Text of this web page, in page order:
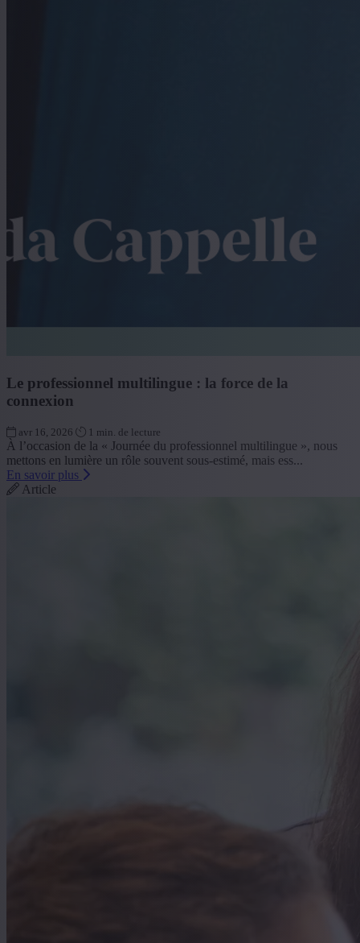
Le professionnel multilingue : la force de la
connexion
avr 16, 2026 1 min. de lecture
À l’occasion de la « Journée du professionnel multilingue », nous
mettons en lumière un rôle souvent sous-estimé, mais ess...
En savoir plus
Article